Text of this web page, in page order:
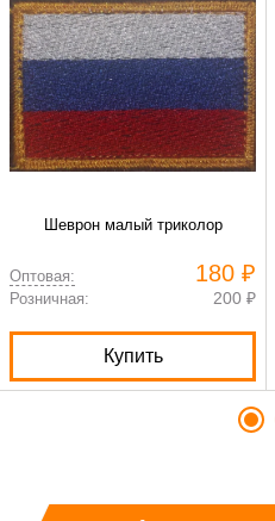
Шеврон малый триколор
Оптовая: 180 ₽
Розничная: 200 ₽
Купить